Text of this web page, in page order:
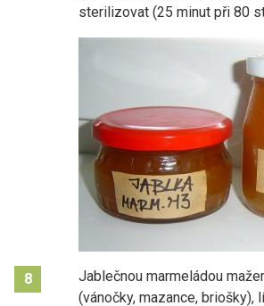
sterilizovat (25 minut při 80
8
Jablečnou marmeládou
(vánočky, mazance, briošky),